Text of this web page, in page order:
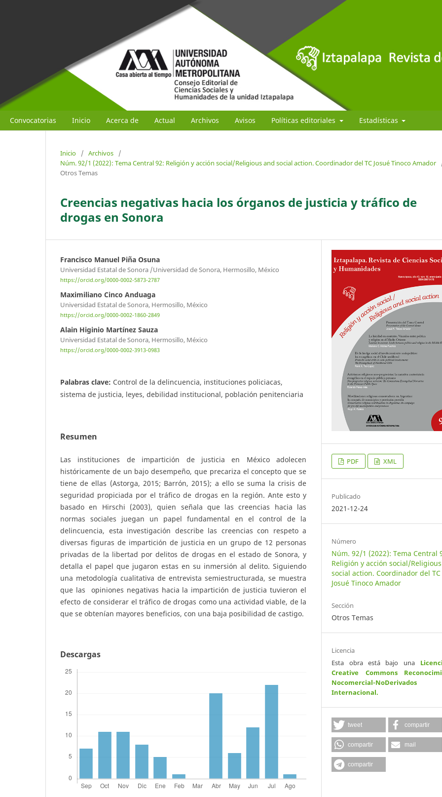
Convocatorias Inicio Acerca de Actual Archivos Avisos Políticas editoriales Estadísticas
Inicio / Archivos
/
Núm. 92/1 (2022): Tema Central 92: Religión y acción social/Religious and social action. Coordinador del TC Josué Tinoco Amador
Otros Temas
Creencias negativas hacia los órganos de justicia y tráfico de
drogas en Sonora
Francisco Manuel Piña Osuna
Universidad Estatal de Sonora /Universidad de Sonora, Hermosillo, México
https://orcid.org/0000-0002-5873-2787
Maximiliano Cinco Anduaga
Universidad Estatal de Sonora, Hermosillo, México
https://orcid.org/0000-0002-1860-2849
Alain Higinio Martínez Sauza
Universidad Estatal de Sonora, Hermosillo, México
https://orcid.org/0000-0002-3913-0983
Palabras clave: Control de la delincuencia, instituciones policiacas,
sistema de justicia, leyes, debilidad institucional, población penitenciaria
Resumen
Las instituciones de impartición de justicia en México adolecen
históricamente de un bajo desempeño, que precariza el concepto que se
tiene de ellas (Astorga, 2015; Barrón, 2015); a ello se suma la crisis de
seguridad propiciada por el tráfico de drogas en la región. Ante esto y
basado en Hirschi (2003), quien señala que las creencias hacia las
normas sociales juegan un papel fundamental en el control de la
delincuencia, esta investigación describe las creencias con respeto a
diversas figuras de impartición de justicia en un grupo de 12 personas
privadas de la libertad por delitos de drogas en el estado de Sonora, y
detalla el papel que jugaron estas en su inmersión al delito. Siguiendo
una metodología cualitativa de entrevista semiestructurada, se muestra
que las opiniones negativas hacia la impartición de justicia tuvieron el
efecto de considerar el tráfico de drogas como una actividad viable, de la
que se obtenían mayores beneficios, con una baja posibilidad de castigo.
Descargas
PDF XML
Publicado
2021-12-24
Número
Núm. 92/1 (2022): Tema Central
Religión y acción social/
social action. Coordinador del TC
Josué Tinoco Amador
Sección
Otros Temas
Licencia
Esta obra está bajo una
Creative Commons
Nocomercial-
Internacional.
tweet compartir
compartir mail
compartir